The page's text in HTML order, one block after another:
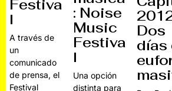
Festiva
l
A través de
un
comunicado
de prensa, el
Festival
: Noise
Music
Festiva
l
Una opción
distinta para
Dos
días